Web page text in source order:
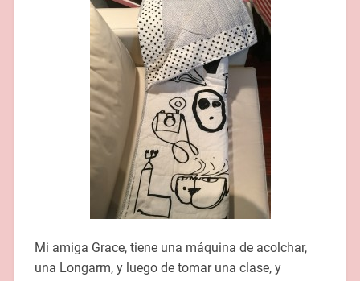
Mi amiga Grace, tiene una máquina de acolchar,
una Longarm, y luego de tomar una clase, y